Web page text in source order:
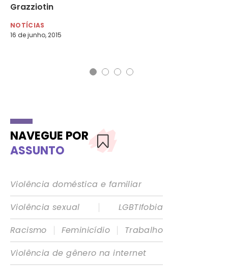
Grazziotin
NOTÍCIAS
16 de junho, 2015
NAVEGUE POR
ASSUNTO
Violência doméstica e familiar
Violência sexual
|
LGBTIfobia
Racismo
| Feminicídio |
Trabalho
Violência de gênero na internet